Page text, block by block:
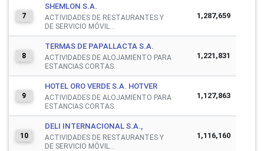
7
SHEMLON S.A.
ACTIVIDADES DE RESTAURANTES Y
DE SERVICIO MÓVIL...
1,287,659
8
TERMAS DE PAPALLACTA S.A.
ACTIVIDADES DE ALOJAMIENTO PARA
ESTANCIAS CORTAS.
1,221,831
9
HOTEL ORO VERDE S.A. HOTVER
ACTIVIDADES DE ALOJAMIENTO PARA
ESTANCIAS CORTAS.
1,127,863
10
DELI INTERNACIONAL S.A.,
ACTIVIDADES DE RESTAURANTES Y
DE SERVICIO MÓVIL...
1,116,160